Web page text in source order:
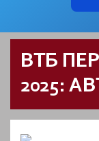
ВТБ
2025: